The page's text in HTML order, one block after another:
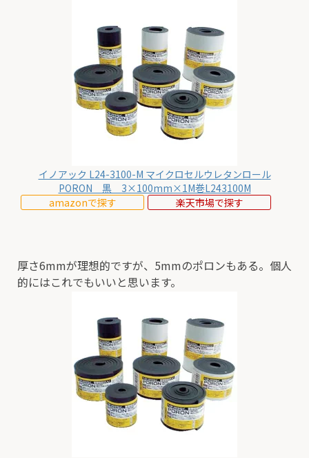
イノアック L24-3100-M マイクロセルウレタンロール
PORON 黒 3×100mm×1M巻L243100M
amazonで探す
楽天市場で探す
厚さ6mmが理想的ですが、5mmのポロンもある。個人
的にはこれでもいいと思います。